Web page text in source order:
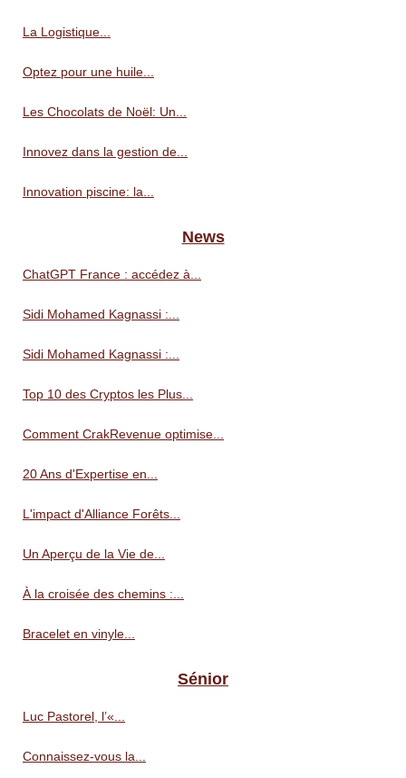
La Logistique...
Optez pour une huile...
Les Chocolats de Noël: Un...
Innovez dans la gestion de...
Innovation piscine: la...
News
ChatGPT France : accédez à...
Sidi Mohamed Kagnassi :...
Sidi Mohamed Kagnassi :...
Top 10 des Cryptos les Plus...
Comment CrakRevenue optimise...
20 Ans d'Expertise en...
L'impact d'Alliance Forêts...
Un Aperçu de la Vie de...
À la croisée des chemins :...
Bracelet en vinyle...
Sénior
Luc Pastorel, l’«...
Connaissez-vous la...